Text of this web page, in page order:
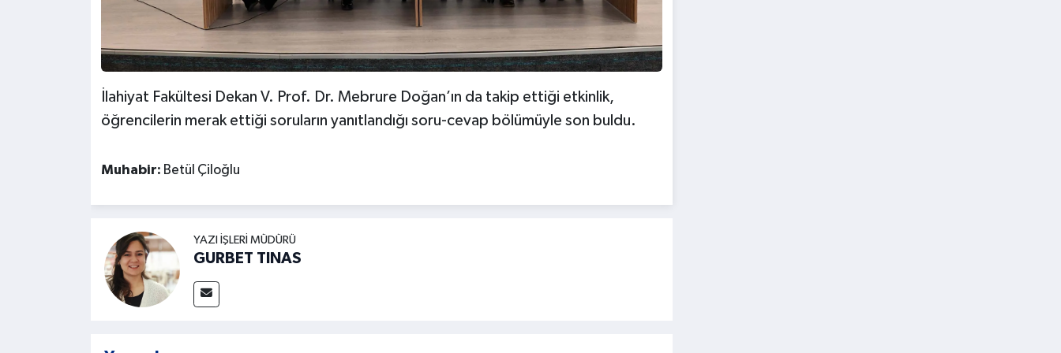
İlahiyat Fakültesi Dekan V. Prof. Dr. Mebrure Doğan’ın da takip ettiği etkinlik,
öğrencilerin merak ettiği soruların yanıtlandığı soru-cevap bölümüyle son buldu.
Muhabir: Betül Çiloğlu
YAZI İŞLERI MÜDÜRÜ
GURBET TINAS